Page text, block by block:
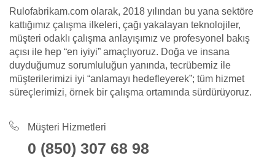
Rulofabrikam.com olarak, 2018 yılından bu yana sektöre
kattığımız çalışma ilkeleri, çağı yakalayan teknolojiler,
müşteri odaklı çalışma anlayışımız ve profesyonel bakış
açısı ile hep “en iyiyi” amaçlıyoruz. Doğa ve insana
duyduğumuz sorumluluğun yanında, tecrübemiz ile
müşterilerimizi iyi “anlamayı hedefleyerek”; tüm hizmet
süreçlerimizi, örnek bir çalışma ortamında sürdürüyoruz.
Müşteri Hizmetleri
0 (850) 307 68 98